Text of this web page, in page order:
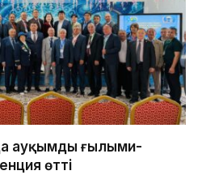
ауқымды ғылыми-
өтті